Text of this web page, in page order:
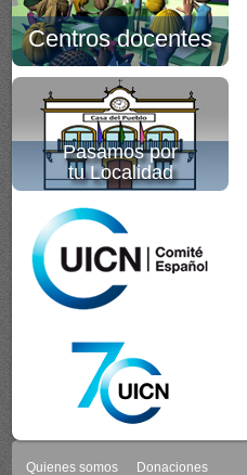
Centros docentes
Pasamos por
tu Localidad
Quienes somos Donaciones